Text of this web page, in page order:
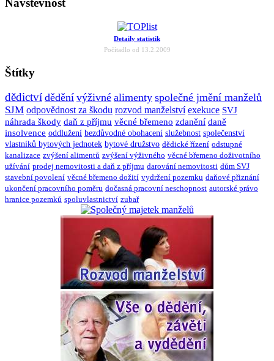
Návštěvnost
Detaily statistik
Počítadlo od 13.2.2009
Štítky
dědictví dědění výživné alimenty společné jmění manželů
SJM odpovědnost za škodu rozvod manželství exekuce SVJ
náhrada škody daň z příjmu věcné břemeno zdanění daně
insolvence oddlužení bezdůvodné obohacení služebnost společenství
vlastníků bytových jednotek bytové družstvo dědické řízení odstupné
kanalizace zvýšení alimentů zvýšení výživného věcné břemeno doživotního
užívání prodej nemovitosti a daň z příjmu darování nemovitosti dům SVJ
stavební povolení věcné břemeno dožití vydržení pozemku daňové přiznání
ukončení pracovního poměru dočasná pracovní neschopnost autorské právo
hranice pozemků spoluvlastnictví zubař